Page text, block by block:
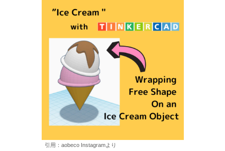
引用：aobeco Instagramより